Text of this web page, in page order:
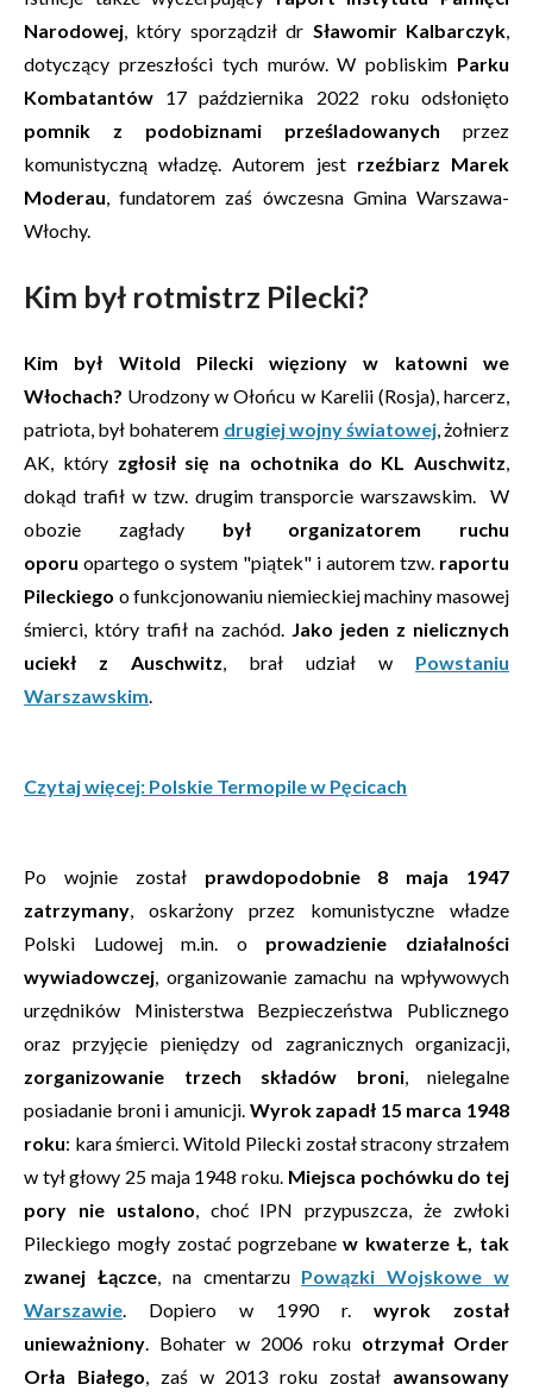
Narodowej, który sporządził dr Sławomir Kalbarczyk,
dotyczący przeszłości tych murów. W pobliskim Parku
Kombatantów 17 października 2022 roku odsłonięto
pomnik z podobiznami prześladowanych przez
komunistyczną władzę. Autorem jest rzeźbiarz Marek
Moderau, fundatorem zaś ówczesna Gmina Warszawa-
Włochy.
Kim był rotmistrz Pilecki?
Kim był Witold Pilecki więziony w katowni we
Włochach? Urodzony w Ołońcu w Karelii (Rosja), harcerz,
patriota, był bohaterem drugiej wojny światowej, żołnierz
AK, który zgłosił się na ochotnika do KL Auschwitz,
dokąd trafił w tzw. drugim transporcie warszawskim. W
obozie zagłady był organizatorem ruchu
oporu opartego o system "piątek" i autorem tzw. raportu
Pileckiego o funkcjonowaniu niemieckiej machiny masowej
śmierci, który trafił na zachód. Jako jeden z nielicznych
uciekł z Auschwitz, brał udział w Powstaniu
Warszawskim.
Czytaj więcej: Polskie Termopile w Pęcicach
Po wojnie został prawdopodobnie 8 maja 1947
zatrzymany, oskarżony przez komunistyczne władze
Polski Ludowej m.in. o prowadzienie działalności
wywiadowczej, organizowanie zamachu na wpływowych
urzędników Ministerstwa Bezpieczeństwa Publicznego
oraz przyjęcie pieniędzy od zagranicznych organizacji,
zorganizowanie trzech składów broni, nielegalne
posiadanie broni i amunicji. Wyrok zapadł 15 marca 1948
roku: kara śmierci. Witold Pilecki został stracony strzałem
w tył głowy 25 maja 1948 roku. Miejsca pochówku do tej
pory nie ustalono, choć IPN przypuszcza, że zwłoki
Pileckiego mogły zostać pogrzebanew kwaterze Ł, tak
zwanej Łączce, na cmentarzu Powązki Wojskowe w
Warszawie. Dopiero w 1990 r. wyrok został
unieważniony. Bohater w 2006 roku otrzymał Order
Orła Białego, zaś w 2013 roku został awansowany